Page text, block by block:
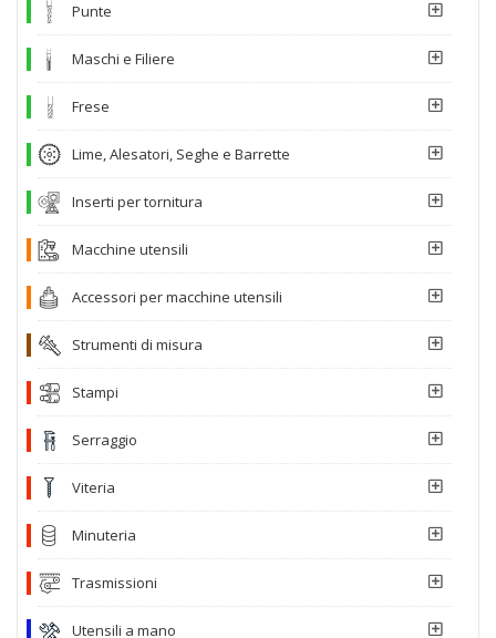
Punte
Maschi e Filiere
Frese
Lime, Alesatori, Seghe e Barrette
Inserti per tornitura
Macchine utensili
Accessori per macchine utensili
Strumenti di misura
Stampi
Serraggio
Viteria
Minuteria
Trasmissioni
Utensili a mano